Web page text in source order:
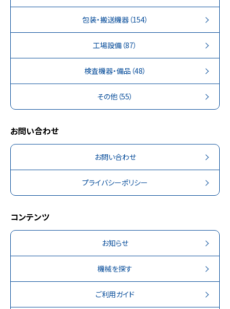
包装・搬送機器（154）
工場設備 （87）
検査機器・備品 （48）
その他 （55）
お問い合わせ
お問い合わせ
プライバシーポリシー
コンテンツ
お知らせ
機械を探す
ご利用ガイド